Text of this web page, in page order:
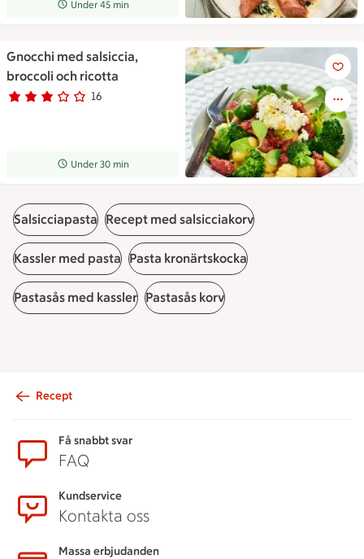
Receptet tar Under 45 min att tillaga
Under 45 min
Gnocchi med salsiccia,
broccoli och ricotta
Betyg 3 av 5.
16
16 personer har röstat
Receptet tar Under 30 min att tillaga
Under 30 min
Gnocchi med salsiccia,
Salsicciapasta Recept med salsicciakorv
Kassler med pasta Pasta kronärtskocka
Pastasås med kassler Pastasås korv
Recept
Få snabbt svar
FAQ
Kundservice
Kontakta oss
Massa erbjudanden